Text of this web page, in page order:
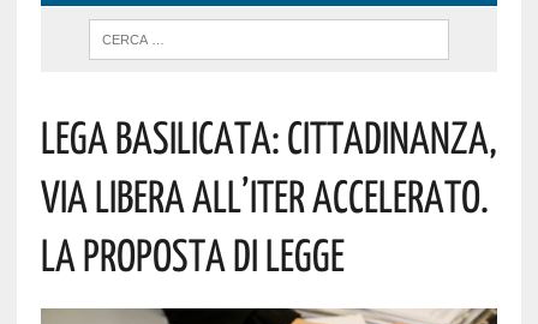
Lega Basilicata: Cittadinanza,
Via Libera All’iter Accelerato.
La Proposta Di Legge